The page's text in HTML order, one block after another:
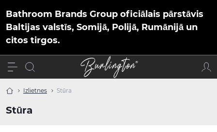
Bathroom Brands Group oficiālais pārstāvis
Baltijas valstīs, Somijā, Polijā, Rumānijā un
citos tirgos.
Izlietnes Stūra
Stūra